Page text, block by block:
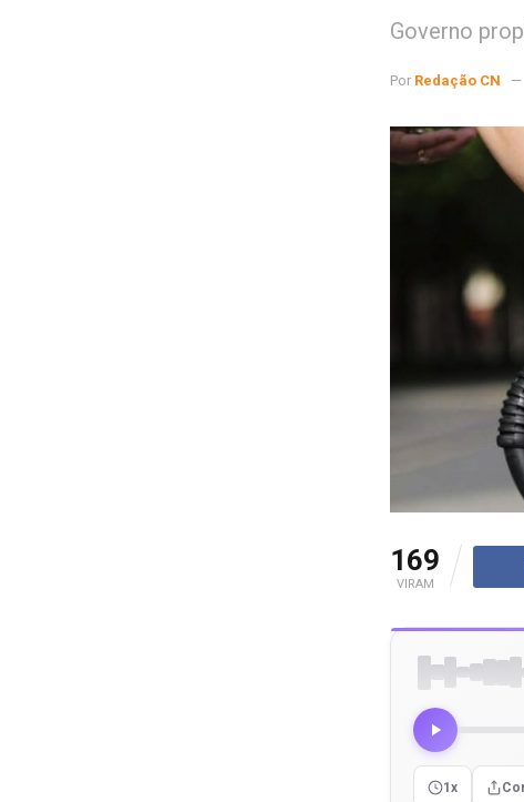
Governo
Por Redação CN
169
VIRAM
1x